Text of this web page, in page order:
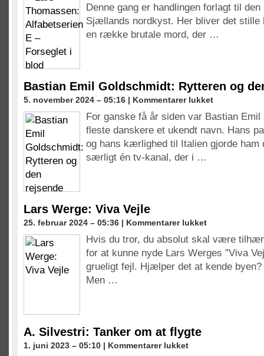
Alfabetserien
E
Forseglet
Denne gang er handlingen forlagt til
Sjællands nordkyst. Her bliver det stille
en række brutale mord, der …
Bastian Emil Goldschmidt: Rytteren og
5. november 2024 – 05:16 | Kommentarer lukkettil
Emil
Goldschmidt:
Rytteren
og
For ganske få år siden var Bastian
fleste danskere et ukendt navn. Hans
og hans kærlighed til Italien gjorde ham
særligt én tv-kanal, der i …
Lars Werge: Viva Vejle
25. februar 2024 – 05:36 | Kommentarer lukkettil
Werge:
Viva
Vejle
Hvis du tror, du absolut skal være
for at kunne nyde Lars Werges ”Viva
grueligt fejl. Hjælper det at kende
Men …
A. Silvestri: Tanker om at flygte
1. juni 2023 – 05:10 | Kommentarer lukkettil